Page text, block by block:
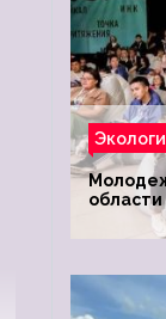
области